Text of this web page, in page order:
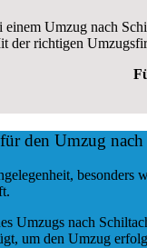
Umzug nach
der richtigen
den Umzug
Umzugs nach
um den Umzug